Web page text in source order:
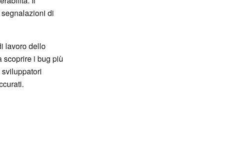
di
lavoro dello
scoprire i bug più